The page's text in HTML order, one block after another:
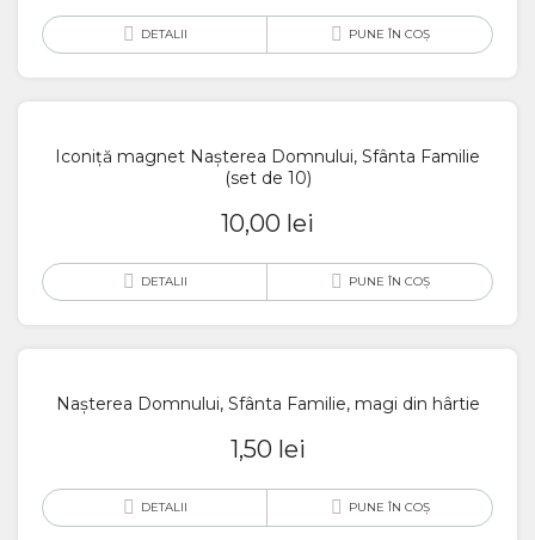
DETALII PUNE ÎN COȘ
Iconiță magnet Nașterea Domnului, Sfânta Familie
(set de 10)
10,00 lei
DETALII PUNE ÎN COȘ
Nașterea Domnului, Sfânta Familie, magi din hârtie
1,50 lei
DETALII PUNE ÎN COȘ